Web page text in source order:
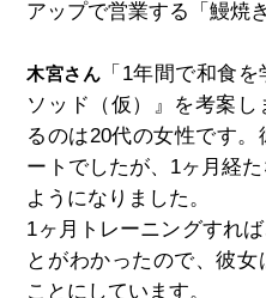
アップで営業する「鰻焼
木宮さん 「1年間で和食
ソッド（仮）』を考案
るのは20代の女性です
ートでしたが、1ヶ月経
ようになりました。
1ヶ月トレーニングすれ
とがわかったので、彼
ことにしています。